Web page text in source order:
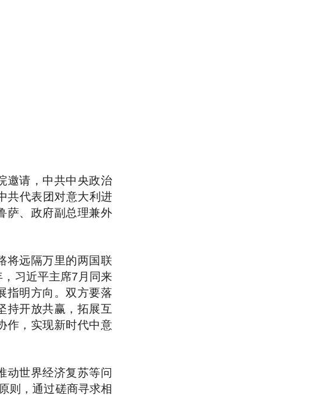
邀请，中共中央政治
共代表团对意大利进
萨、政府副总理兼外
将远隔万里的两国联
习近平主席7月同来
指明方向。双方要落
持开放共赢，拓展互
作，实现新时代中意
动世界经济复苏等问
则，通过磋商寻求相